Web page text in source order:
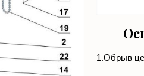
1.Обрыв